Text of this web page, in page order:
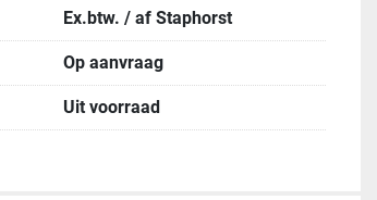
Ex.btw. / af Staphorst
Op aanvraag
Uit voorraad